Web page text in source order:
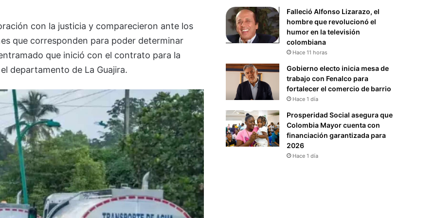
con la justicia y comparecieron ante los
que corresponden para poder determinar
que inició con el contrato para la
departamento de La Guajira.
Falleció Alfonso Lizarazo, el
hombre que revolucionó el
humor en la televisión
colombiana
Hace 11 horas
Gobierno electo inicia mesa de
trabajo con Fenalco para
fortalecer el comercio de barrio
Hace 1 día
Prosperidad Social asegura que
Colombia Mayor cuenta con
financiación garantizada para
2026
Hace 1 día